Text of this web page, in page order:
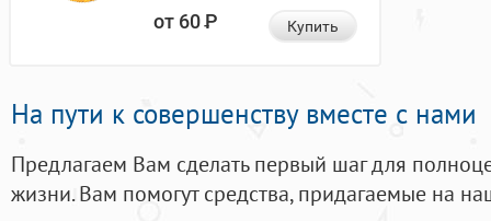
от 60Р Купить
На пути к совершенству вместе с нами
Предлагаем Вам сделать первый шаг для
жизни. Вам помогут средства, придагаемые на